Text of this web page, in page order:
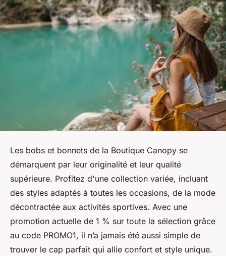
Les bobs et bonnets de la Boutique Canopy se
démarquent par leur originalité et leur qualité
supérieure. Profitez d'une collection variée, incluant
des styles adaptés à toutes les occasions, de la mode
décontractée aux activités sportives. Avec une
promotion actuelle de 1 % sur toute la sélection grâce
au code PROMO1, il n’a jamais été aussi simple de
trouver le cap parfait qui allie confort et style unique.